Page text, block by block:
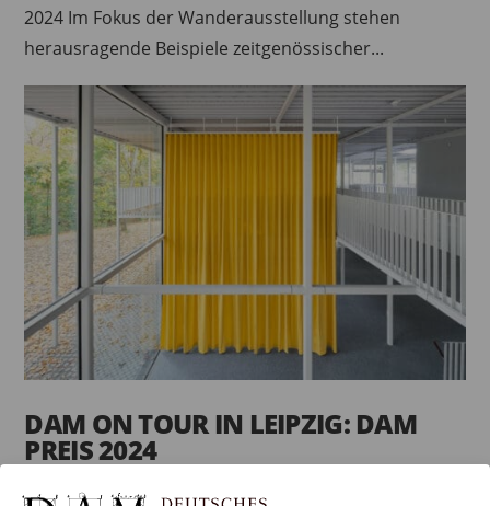
2024 Im Fokus der Wanderausstellung stehen
herausragende Beispiele zeitgenössischer...
DAM ON TOUR IN LEIPZIG: DAM
PREIS 2024